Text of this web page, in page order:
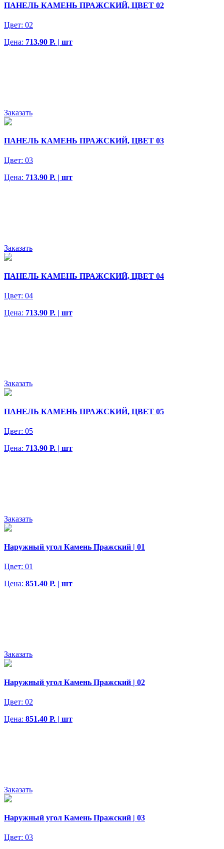
ПАНЕЛЬ КАМЕНЬ ПРАЖСКИЙ, ЦВЕТ 02
Цвет: 02
Цена: 713.90 Р. | шт
Заказать
ПАНЕЛЬ КАМЕНЬ ПРАЖСКИЙ, ЦВЕТ 03
Цвет: 03
Цена: 713.90 Р. | шт
Заказать
ПАНЕЛЬ КАМЕНЬ ПРАЖСКИЙ, ЦВЕТ 04
Цвет: 04
Цена: 713.90 Р. | шт
Заказать
ПАНЕЛЬ КАМЕНЬ ПРАЖСКИЙ, ЦВЕТ 05
Цвет: 05
Цена: 713.90 Р. | шт
Заказать
Наружный угол Камень Пражский | 01
Цвет: 01
Цена: 851.40 Р. | шт
Заказать
Наружный угол Камень Пражский | 02
Цвет: 02
Цена: 851.40 Р. | шт
Заказать
Наружный угол Камень Пражский | 03
Цвет: 03